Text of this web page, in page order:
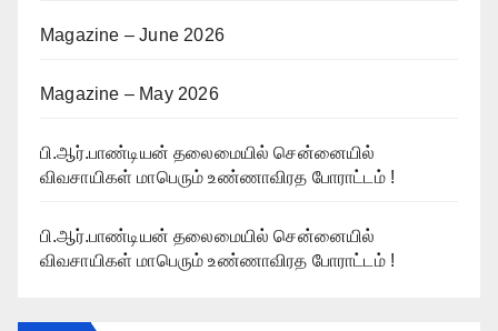
Magazine – June 2026
Magazine – May 2026
பி.ஆர்.பாண்டியன் தலைமையில் சென்னையில்
விவசாயிகள் மாபெரும் உண்ணாவிரத போராட்டம் !
பி.ஆர்.பாண்டியன் தலைமையில் சென்னையில்
விவசாயிகள் மாபெரும் உண்ணாவிரத போராட்டம் !